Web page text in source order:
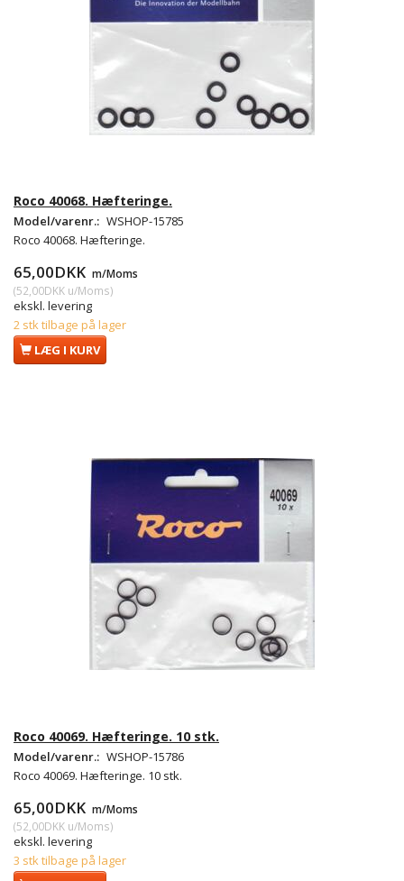
Roco 40068. Hæfteringe.
Model/varenr.: WSHOP-15785
Roco 40068. Hæfteringe.
65,00DKK m/Moms
(52,00DKK u/Moms)
ekskl. levering
2 stk tilbage på lager
LÆG I KURV
Roco 40069. Hæfteringe. 10 stk.
Model/varenr.: WSHOP-15786
Roco 40069. Hæfteringe. 10 stk.
65,00DKK m/Moms
(52,00DKK u/Moms)
ekskl. levering
3 stk tilbage på lager